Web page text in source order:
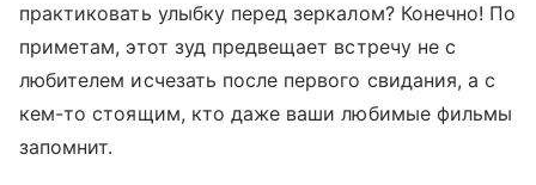
практиковать улыбку перед зеркалом? Конечно! По
приметам, этот зуд предвещает встречу не с
любителем исчезать после первого свидания, а с
кем-то стоящим, кто даже ваши любимые фильмы
запомнит.